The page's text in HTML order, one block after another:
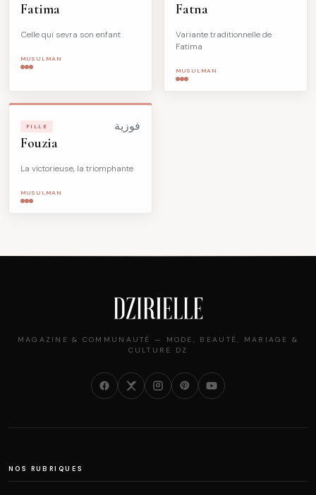
Fatima
Celle qui sevra son enfant
MUSULMAN
Fatna
Variante traditionnelle de
Fatima
MUSULMAN
FILLE فوزية
Fouzia
La victorieuse, la triomphante
MUSULMAN
MAGAZINE & COMMUNAUTÉ — MODE, BEAUTÉ, MARIAGE &
CULTURE DZ
NOS RUBRIQUES